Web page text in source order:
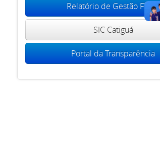
Relatório de Gestão Fiscal
SIC Catiguá
Portal da Transparência